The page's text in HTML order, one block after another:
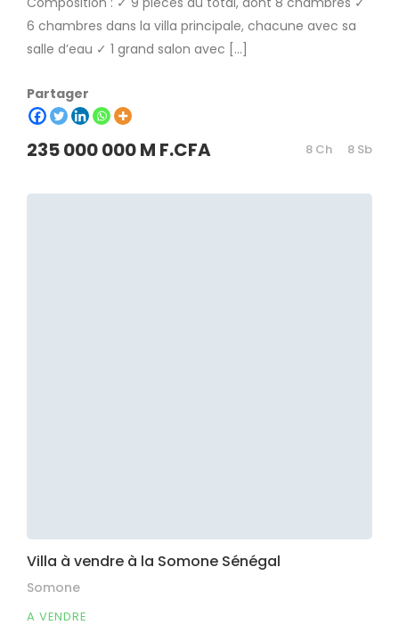
6 chambres dans la villa principale, chacune avec sa
salle d’eau ✓ 1 grand salon avec […]
Partager
235 000 000 M F.CFA 8 Ch 8 Sb
Villa à vendre à la Somone Sénégal
Somone
A VENDRE